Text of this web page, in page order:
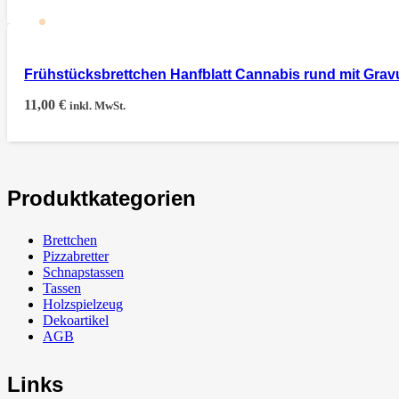
Frühstücksbrettchen Hanfblatt Cannabis rund mit
11,00€ inkl. MwSt.
Produktkategorien
Brettchen
Pizzabretter
Schnapstassen
Tassen
Holzspielzeug
Dekoartikel
AGB
Links